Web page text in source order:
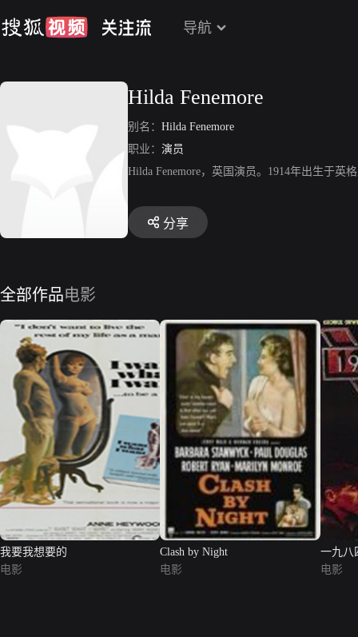
导航
Hilda Fenemore
别名： Hilda Fenemore
职业： 演员
Hilda Fenemore，英国演员。1914年出生于
分享
全部作品电影
我要我想要的
电影
Clash by Night
电影
一九八
电影